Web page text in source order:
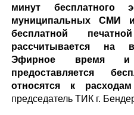
минут бесплатного
муниципальных СМИ
бесплатной
рассчитывается на
Эфирное время и
предоставляется
относятся к
председатель ТИК г.